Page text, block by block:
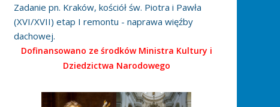
Zadanie pn. Kraków, kościół św. Piotra i Pawła
(XVI/XVII) etap I remontu - naprawa więźby
dachowej.
Dofinansowano ze środków Ministra Kultury i
Dziedzictwa Narodowego